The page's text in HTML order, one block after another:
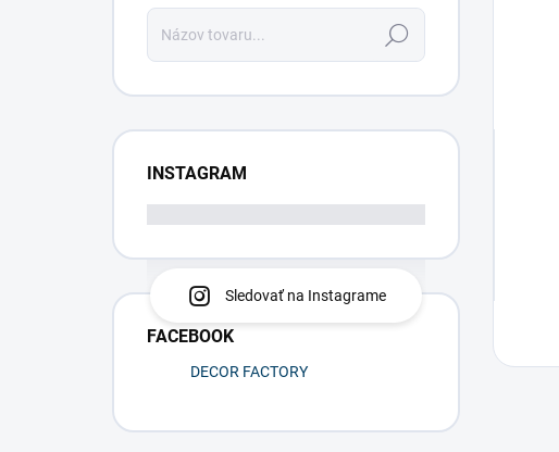
Hľadať
INSTAGRAM
Sledovať na Instagrame
FACEBOOK
DECOR FACTORY